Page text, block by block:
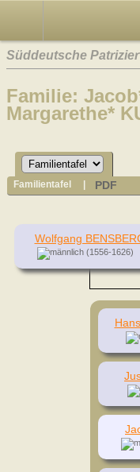
Süddeutsche Patrizier
Familie:
Margarethe*
Familientafel PDF
Wolfgang
(1556-1626)